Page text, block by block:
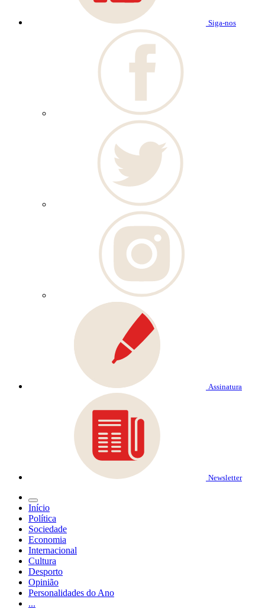
Siga-nos
Assinatura
Newsletter
Início
Política
Sociedade
Economia
Internacional
Cultura
Desporto
Opinião
Personalidades do Ano
...